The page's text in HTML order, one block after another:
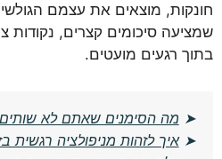
חונקות, מוצאים את עצמם
שמציעה סיכומים קצרים, נקודות
בתוך רגעים מועטים.
➤ מה הסימנים שאתם לא
➤איך לזהות מניפולציה רגשית